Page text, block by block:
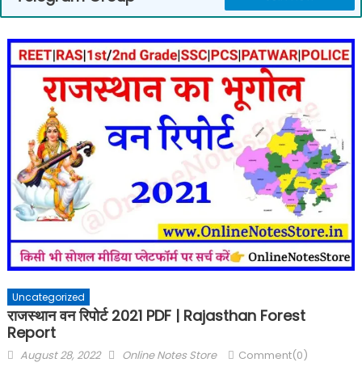
Uncategorized
राजस्थान वन रिपोर्ट 2021 PDF | Rajasthan Forest
Report
August 28, 2022 Online Notes Store Comment(0)